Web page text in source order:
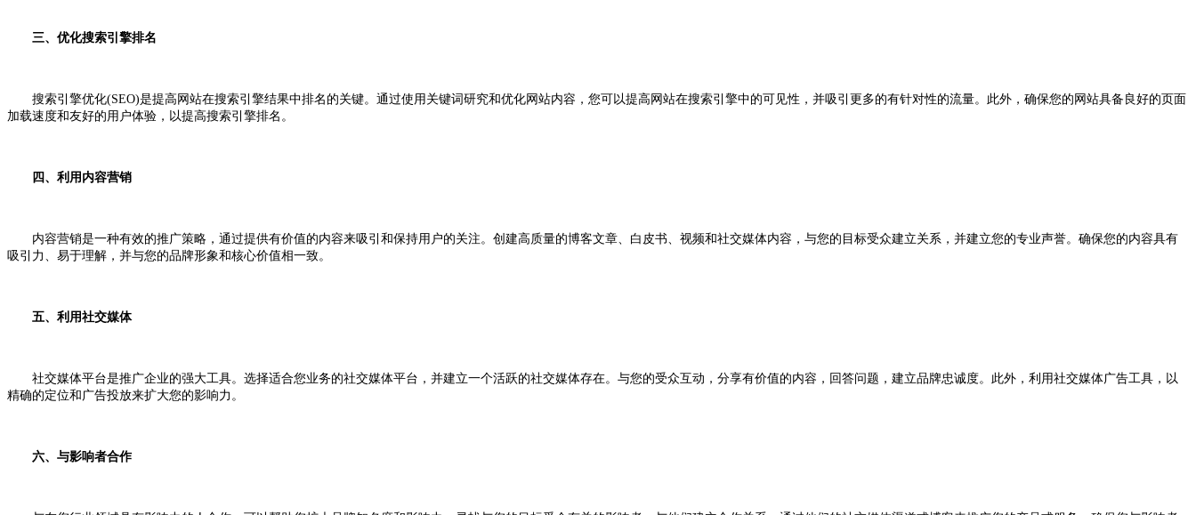
三、优化搜索引擎排名
搜索引擎优化(SEO)是提高网站在搜索引擎结果中排名的关键。通过使用关键词研究和优化网站内容，您可以提高网站在搜索引擎中的可见性，并吸引更多的有针对性的流量。此外，确保您的网站具备良好的页面
加载速度和友好的用户体验，以提高搜索引擎排名。
四、利用内容营销
内容营销是一种有效的推广策略，通过提供有价值的内容来吸引和保持用户的关注。创建高质量的博客文章、白皮书、视频和社交媒体内容，与您的目标受众建立关系，并建立您的专业声誉。确保您的内容具有
吸引力、易于理解，并与您的品牌形象和核心价值相一致。
五、利用社交媒体
社交媒体平台是推广企业的强大工具。选择适合您业务的社交媒体平台，并建立一个活跃的社交媒体存在。与您的受众互动，分享有价值的内容，回答问题，建立品牌忠诚度。此外，利用社交媒体广告工具，以
精确的定位和广告投放来扩大您的影响力。
六、与影响者合作